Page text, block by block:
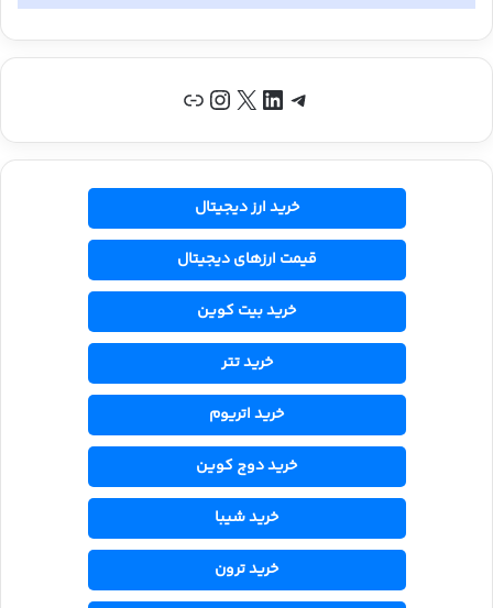
تلگرام لینکداین X اینستاگرم پیوند
خرید ارز دیجیتال
قیمت ارزهای دیجیتال
خرید بیت کوین
خرید تتر
خرید اتریوم
خرید دوج کوین
خرید شیبا
خرید ترون